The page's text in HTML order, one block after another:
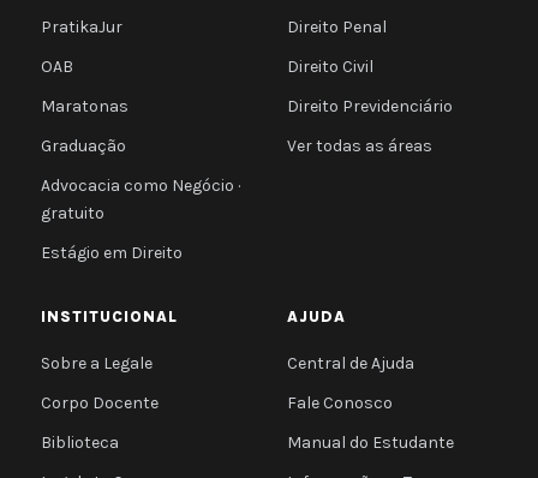
PratikaJur
OAB
Maratonas
Graduação
Advocacia como Negócio ·
gratuito
Estágio em Direito
Direito Penal
Direito Civil
Direito Previdenciário
Ver todas as áreas
INSTITUCIONAL
Sobre a Legale
Corpo Docente
Biblioteca
AJUDA
Central de Ajuda
Fale Conosco
Manual do Estudante